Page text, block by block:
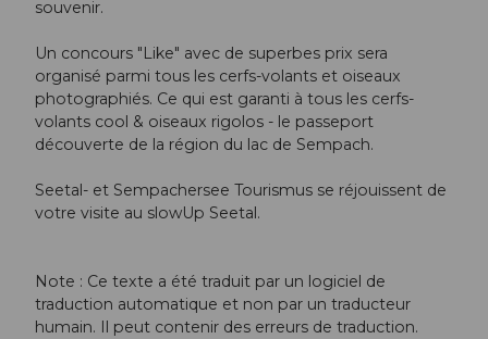
souvenir.
Un concours "Like" avec de superbes prix sera
organisé parmi tous les cerfs-volants et oiseaux
photographiés. Ce qui est garanti à tous les cerfs-
volants cool & oiseaux rigolos - le passeport
découverte de la région du lac de Sempach.
Seetal- et Sempachersee Tourismus se réjouissent de
votre visite au slowUp Seetal.
Note : Ce texte a été traduit par un logiciel de
traduction automatique et non par un traducteur
humain. Il peut contenir des erreurs de traduction.